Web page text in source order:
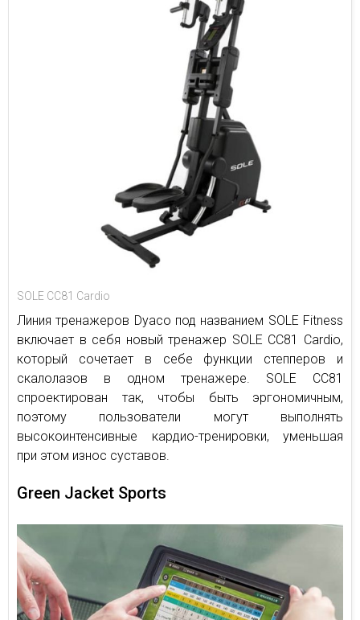
SOLE CC81 Cardio
Линия тренажеров Dyaco под названием SOLE Fitness
включает в себя новый тренажер SOLE CC81 Cardio,
который сочетает в себе функции степперов и
скалолазов в одном тренажере. SOLE CC81
спроектирован так, чтобы быть эргономичным,
поэтому пользователи могут выполнять
высокоинтенсивные кардио-тренировки, уменьшая
при этом износ суставов.
Green Jacket Sports